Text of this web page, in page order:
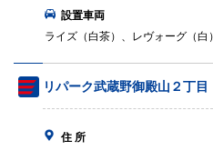
設置車両
ライズ（白茶）、レヴォーグ（白）
リパーク武蔵野御殿山２丁目
住 所